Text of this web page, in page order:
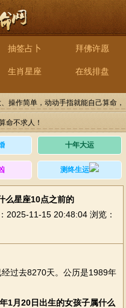
抽签占卜 拜佛许愿
生肖星座 在线排盘
操作简单，动动手指就能自己算命，
命不求人！
十年大运
测终生运
么星座10点之前的
2025-11-15 20:48:04 浏览：
过去8270天。公历是1989年
1月20日出生的女孩子属什么